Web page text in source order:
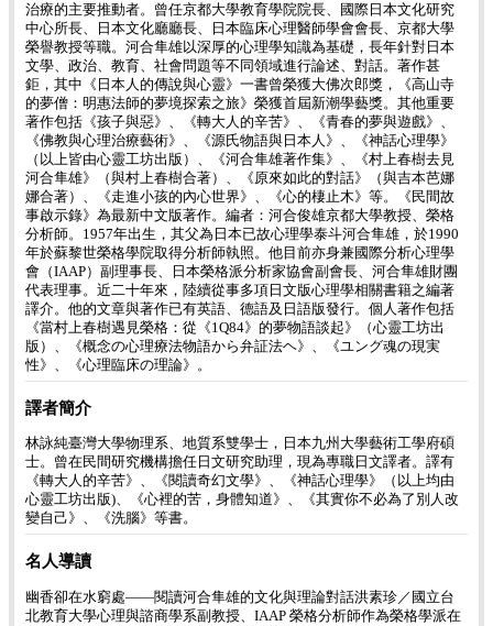
治療的主要推動者。曾任京都大學教育學院院長、國際日本文化研究
中心所長、日本文化廳廳長、日本臨床心理醫師學會會長、京都大學
榮譽教授等職。河合隼雄以深厚的心理學知識為基礎，長年針對日本
文學、政治、教育、社會問題等不同領域進行論述、對話。著作甚
鉅，其中《日本人的傳說與心靈》一書曾榮獲大佛次郎獎，《高山寺
的夢僧：明惠法師的夢境探索之旅》榮獲首屆新潮學藝獎。其他重要
著作包括《孩子與惡》、《轉大人的辛苦》、《青春的夢與遊戲》、
《佛教與心理治療藝術》、《源氏物語與日本人》、《神話心理學》
（以上皆由心靈工坊出版）、《河合隼雄著作集》、《村上春樹去見
河合隼雄》（與村上春樹合著）、《原來如此的對話》（與吉本芭娜
娜合著）、《走進小孩的內心世界》、《心的棲止木》等。《民間故
事啟示錄》為最新中文版著作。編者：河合俊雄京都大學教授、榮格
分析師。1957年出生，其父為日本已故心理學泰斗河合隼雄，於1990
年於蘇黎世榮格學院取得分析師執照。他目前亦身兼國際分析心理學
會（IAAP）副理事長、日本榮格派分析家協會副會長、河合隼雄財團
代表理事。近二十年來，陸續從事多項日文版心理學相關書籍之編著
譯介。他的文章與著作已有英語、德語及日語版發行。個人著作包括
《當村上春樹遇見榮格：從《1Q84》的夢物語談起》（心靈工坊出
版）、《概念の心理療法物語から弁証法ヘ》、《ユング魂の現実
性》、《心理臨床の理論》。
譯者簡介
林詠純臺灣大學物理系、地質系雙學士，日本九州大學藝術工學府碩
士。曾在民間研究機構擔任日文研究助理，現為專職日文譯者。譯有
《轉大人的辛苦》、《閱讀奇幻文學》、《神話心理學》（以上均由
心靈工坊出版)、《心裡的苦，身體知道》、《其實你不必為了別人改
變自己》、《洗腦》等書。
名人導讀
幽香卻在水窮處——閱讀河合隼雄的文化與理論對話洪素珍／國立台
北教育大學心理與諮商學系副教授、IAAP 榮格分析師作為榮格學派在